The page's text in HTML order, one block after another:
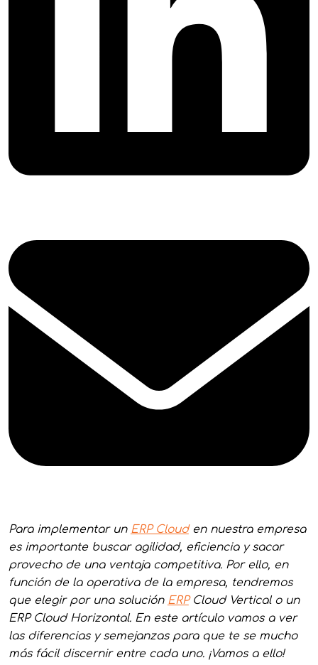
Para implementar un ERP Clouden nuestra empresa
es importante buscar agilidad, eficiencia y sacar
provecho de una ventaja competitiva. Por ello, en
función de la operativa de la empresa, tendremos
que elegir por una solución ERPCloud Vertical o un
ERP Cloud Horizontal. En este artículo vamos a ver
las diferencias y semejanzas para que te se mucho
más fácil discernir entre cada uno. ¡Vamos a ello!